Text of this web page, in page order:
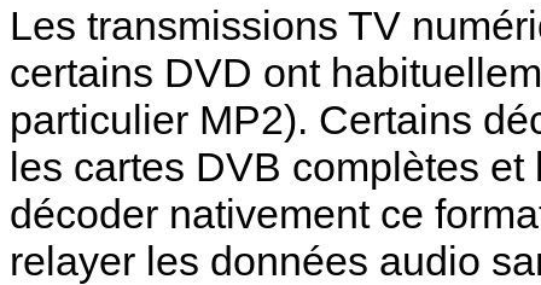
Les transmissions TV
certains DVD ont
particulier MP2). Certains
les cartes DVB complètes
décoder nativement ce
relayer les données audio